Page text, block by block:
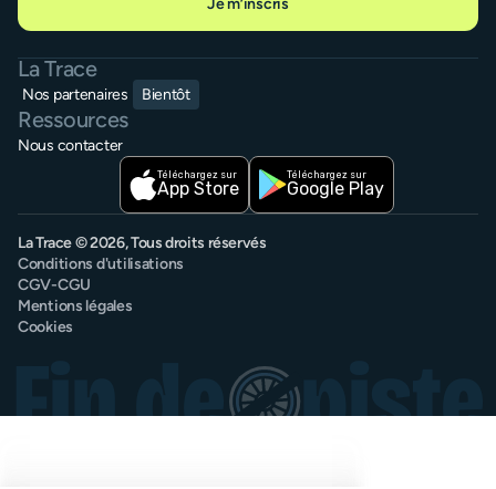
Je m’inscris
La Trace
Nos partenaires Bientôt
Ressources
Nous contacter
Téléchargez sur
App Store
Téléchargez sur
Google Play
La Trace © 2026, Tous droits réservés
Conditions d'utilisations
CGV-CGU
Mentions légales
Cookies
Fin de piste